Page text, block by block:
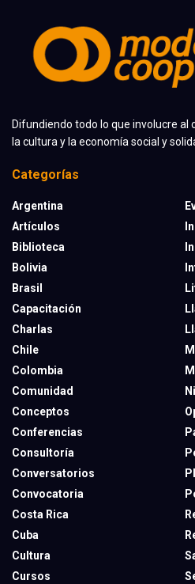
Difundiendo todo lo que involucre al
la cultura y la economía social y
Categorías
Argentina
Artículos
Biblioteca
Bolivia
Brasil
Capacitación
Charlas
Chile
Colombia
Comunidad
Conceptos
Conferencias
Consultoría
Conversatorios
Convocatoria
Costa Rica
Cuba
Cultura
Cursos